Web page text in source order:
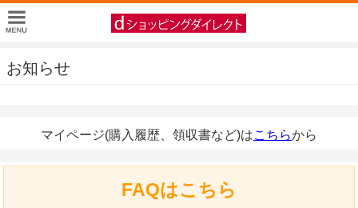
お知らせ
マイページ(購入履歴、領収書など)はこちらから
FAQはこちら